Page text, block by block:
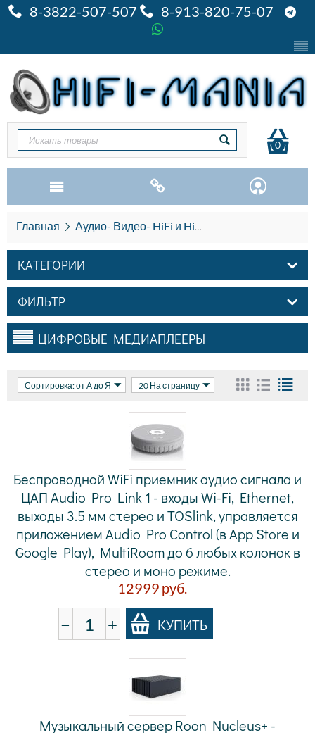
8-3822-507-507 8-913-820-75-07
0
Главная Аудио- Видео- HiFi и HiEND
КАТЕГОРИИ
ФИЛЬТР
ЦИФРОВЫЕ МЕДИАПЛЕЕРЫ
Сортировка: от А до Я 20 На страницу
Беспроводной WiFi приемник аудио сигнала и
ЦАП Audio Pro Link 1 - входы Wi-Fi, Ethernet,
выходы 3.5 мм стерео и TOSlink, управляется
приложением Audio Pro Control (в App Store и
Google Play), MultiRoom до 6 любых колонок в
стерео и моно режиме.
12999 руб.
− + КУПИТЬ
Музыкальный сервер Roon Nucleus+ -